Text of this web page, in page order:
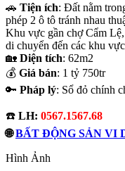
🚗 Tiện ích: Đất nằm
phép 2 ô tô tránh nhau
Khu vực gần chợ Cẩm
di chuyển đến các khu
🏡 Diện tích: 62m2
💰 Giá bán: 1 tỷ 750tr
🔑 Pháp lý: Sổ đỏ chính
☎️ LH: 0567.1567.68
🌐BẤT ĐỘNG SẢN VI
Hình Ảnh